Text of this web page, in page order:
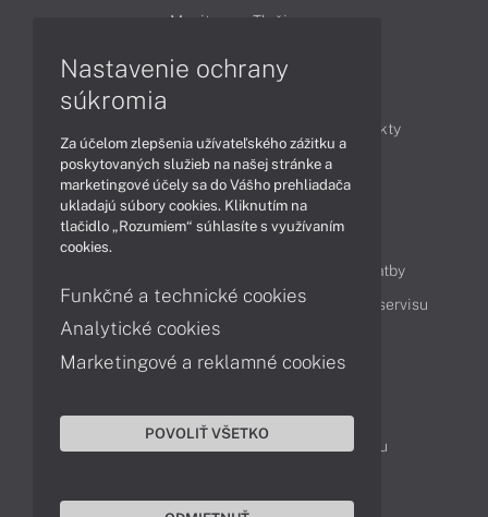
Monitory
Tlačiarne
Produkty
Technológie
Videá
Obsah
Možnosti doručenia a platby
Podpora a servis
Servisné služby Cenník servisu
Kontakty
043 4224 771
Obchodné oddelenie
Reklamácia tovaru
Nastavenie ochrany
súkromia
Za účelom zlepšenia užívateľského zážitku a
poskytovaných služieb na našej stránke a
marketingové účely sa do Vášho prehliadača
ukladajú súbory cookies. Kliknutím na
tlačidlo „Rozumiem“ súhlasíte s využívaním
cookies.
Funkčné a technické cookies
Analytické cookies
Marketingové a reklamné cookies
POVOLIŤ VŠETKO